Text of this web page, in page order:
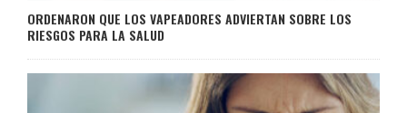
ORDENARON QUE LOS VAPEADORES ADVIERTAN SOBRE LOS
RIESGOS PARA LA SALUD